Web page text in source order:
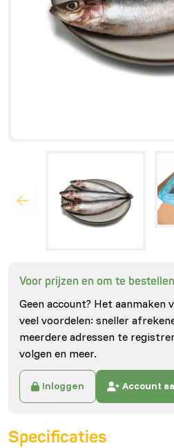
Voor prijzen en om te
Geen account? Het aanmaken
veel voordelen: sneller
meerdere adressen te
volgen en meer.
Inloggen Account
Specificaties